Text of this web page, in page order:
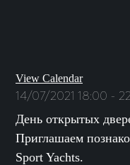
View Calendar
14/07/2021 18:00 -
День открытых
Приглашаем
Sport Yachts.